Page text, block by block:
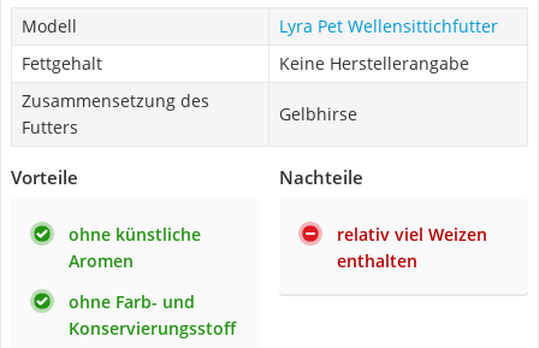
Modell
Lyra Pet Wellensittichfutter
Fettgehalt
Keine Herstellerangabe
Zusammensetzung des
Futters
Gelbhirse
Vorteile
ohne künstliche
Aromen
ohne Farb- und
Konservierungsstoff
Nachteile
relativ viel Weizen
enthalten